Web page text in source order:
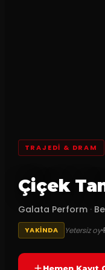
TRAJEDI & DRAM
Çiçek
Galata Perform ·
YAKINDA Yetersiz oy
Hemen Kayıt